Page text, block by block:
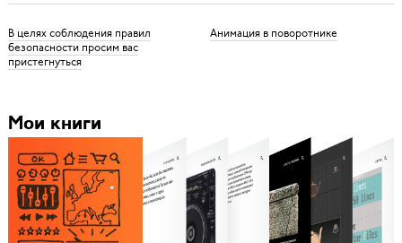
В целях соблюдения правил
безопасности просим вас
пристегнуться
Анимация в поворотнике
Мои книги